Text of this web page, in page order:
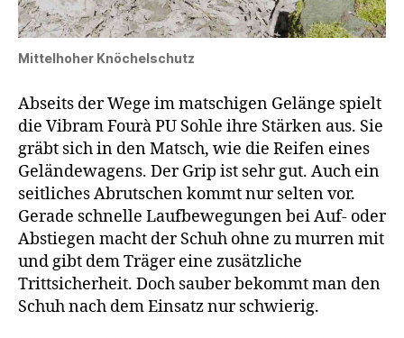
Mittelhoher Knöchelschutz
Abseits der Wege im matschigen Gelänge spielt
die Vibram Fourà PU Sohle ihre Stärken aus. Sie
gräbt sich in den Matsch, wie die Reifen eines
Geländewagens. Der Grip ist sehr gut. Auch ein
seitliches Abrutschen kommt nur selten vor.
Gerade schnelle Laufbewegungen bei Auf- oder
Abstiegen macht der Schuh ohne zu murren mit
und gibt dem Träger eine zusätzliche
Trittsicherheit. Doch sauber bekommt man den
Schuh nach dem Einsatz nur schwierig.